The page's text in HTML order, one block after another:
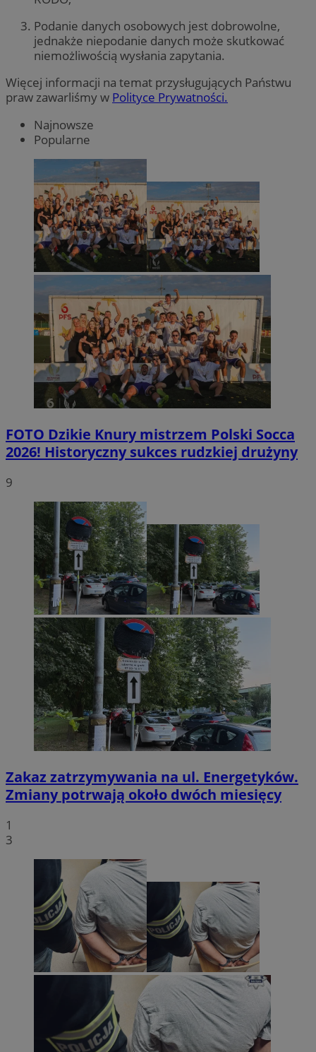
Podanie danych osobowych jest dobrowolne,
jednakże niepodanie danych może skutkować
niemożliwością wysłania zapytania.
Więcej informacji na temat przysługujących Państwu
praw zawarliśmy w Polityce Prywatności.
Najnowsze
Popularne
FOTO Dzikie Knury mistrzem Polski Socca
2026! Historyczny sukces rudzkiej drużyny
9
Zakaz zatrzymywania na ul. Energetyków.
Zmiany potrwają około dwóch miesięcy
1
3